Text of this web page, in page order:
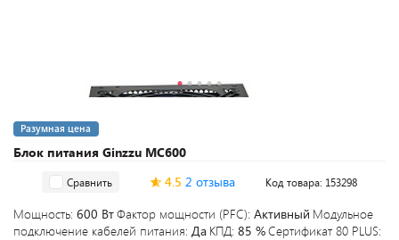
Блок питания Ginzzu MC600
Разумная цена
Сравнить 4.5 2 отзыва Код товара: 153298
Мощность: 600 ВтФактор мощности (PFC): Активный Модульное
подключение кабелей питания: Да КПД: 85 %Сертификат 80 PLUS: